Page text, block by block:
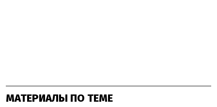
МАТЕРИАЛЫ ПО ТЕМЕ